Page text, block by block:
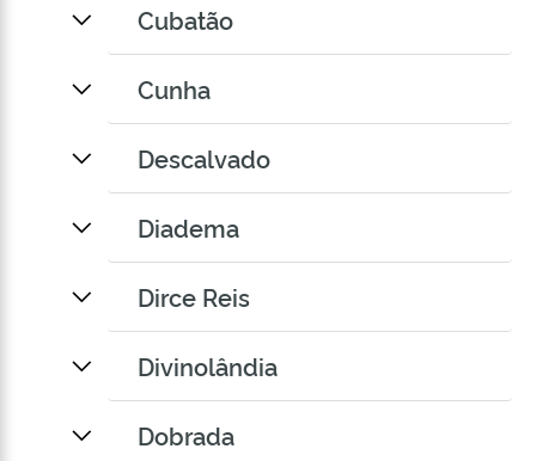
Cubatão
Cunha
Descalvado
Diadema
Dirce Reis
Divinolândia
Dobrada